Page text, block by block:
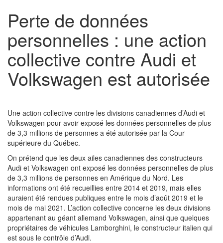
Perte de données
personnelles : une action
collective contre Audi et
Volkswagen est autorisée
Une action collective contre les divisions canadiennes d’Audi et
Volkswagen pour avoir exposé les données personnelles de plus
de 3,3 millions de personnes a été autorisée par la Cour
supérieure du Québec.
On prétend que les deux ailes canadiennes des constructeurs
Audi et Volkswagen ont exposé les données personnelles de plus
de 3,3 millions de personnes en Amérique du Nord. Les
informations ont été recueillies entre 2014 et 2019, mais elles
auraient été rendues publiques entre le mois d’août 2019 et le
mois de mai 2021. L’action collective concerne les deux divisions
appartenant au géant allemand Volkswagen, ainsi que quelques
propriétaires de véhicules Lamborghini, le constructeur italien qui
est sous le contrôle d’Audi.